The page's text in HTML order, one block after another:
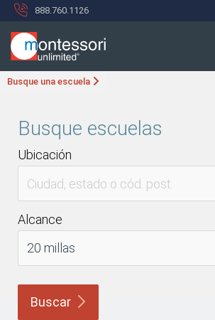
888.760.1126
Busque una escuela
Busque escuelas
Ubicación
Alcance
Buscar